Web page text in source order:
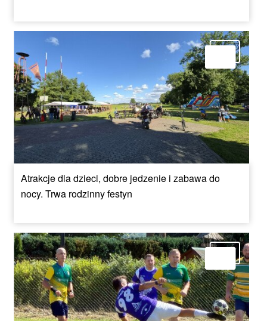
Atrakcje dla dzieci, dobre jedzenie i zabawa do
nocy. Trwa rodzinny festyn